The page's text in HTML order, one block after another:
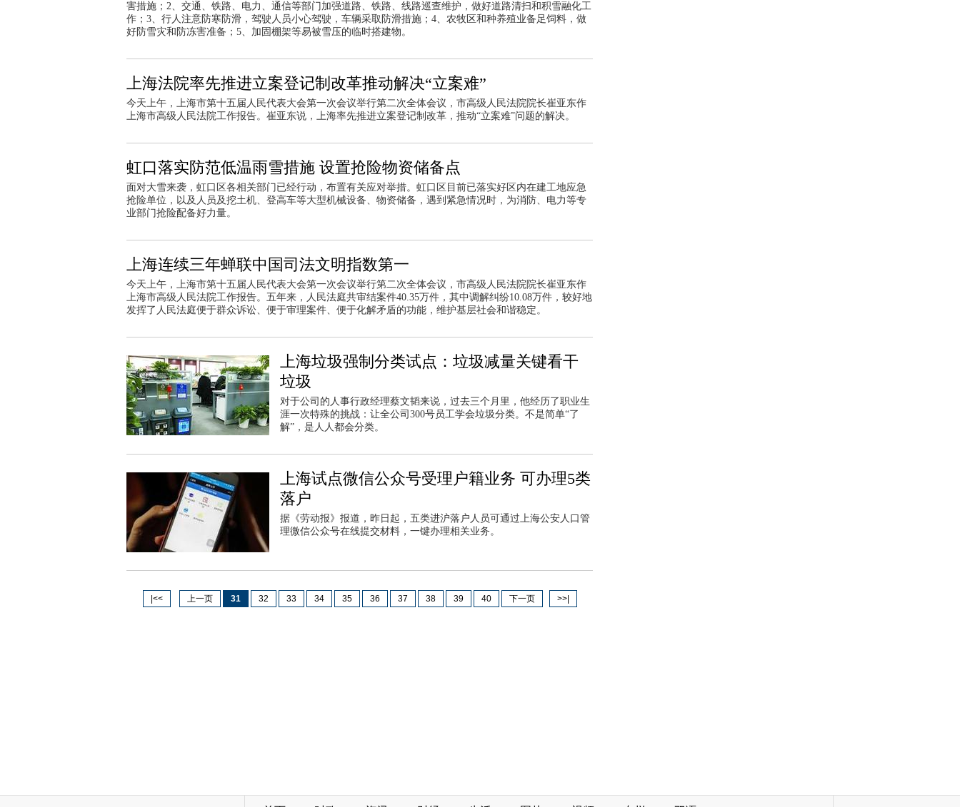
害措施；2、交通、铁路、电力、通信等部门加强道路、铁路、线路巡查维护，做好道路清扫和积雪融化工
作；3、行人注意防寒防滑，驾驶人员小心驾驶，车辆采取防滑措施；4、农牧区和种养殖业备足饲料，做
好防雪灾和防冻害准备；5、加固棚架等易被雪压的临时搭建物。
上海法院率先推进立案登记制改革推动解决“立案难”
今天上午，上海市第十五届人民代表大会第一次会议举行第二次全体会议，市高级人民法院院长崔亚东作
上海市高级人民法院工作报告。崔亚东说，上海率先推进立案登记制改革，推动“立案难”问题的解决。
虹口落实防范低温雨雪措施 设置抢险物资储备点
面对大雪来袭，虹口区各相关部门已经行动，布置有关应对举措。虹口区目前已落实好区内在建工地应急
抢险单位，以及人员及挖土机、登高车等大型机械设备、物资储备，遇到紧急情况时，为消防、电力等专
业部门抢险配备好力量。
上海连续三年蝉联中国司法文明指数第一
今天上午，上海市第十五届人民代表大会第一次会议举行第二次全体会议，市高级人民法院院长崔亚东作
上海市高级人民法院工作报告。五年来，人民法庭共审结案件40.35万件，其中调解纠纷10.08万件，较好地
发挥了人民法庭便于群众诉讼、便于审理案件、便于化解矛盾的功能，维护基层社会和谐稳定。
上海垃圾强制分类试点：垃圾减量关键看干
垃圾
对于公司的人事行政经理蔡文韬来说，过去三个月里，他经历了职业生
涯一次特殊的挑战：让全公司300号员工学会垃圾分类。不是简单“了
解”，是人人都会分类。
上海试点微信公众号受理户籍业务 可办理5类
落户
据《劳动报》报道，昨日起，五类进沪落户人员可通过上海公安人口管
理微信公众号在线提交材料，一键办理相关业务。
|<< 上一页 31 32 33 34 35 36 37 38 39 40 下一页 >>|